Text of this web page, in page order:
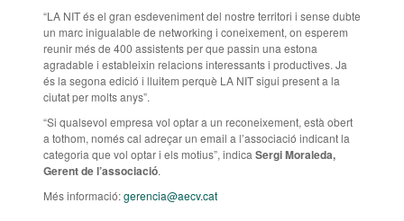
“LA NIT és el gran esdeveniment del nostre territori i sense dubte
un marc inigualable de networking i coneixement, on esperem
reunir més de 400 assistents per que passin una estona
agradable i estableixin relacions interessants i productives. Ja
és la segona edició i lluitem perquè LA NIT sigui present a la
ciutat per molts anys”.
“Si qualsevol empresa vol optar a un reconeixement, està obert
a tothom, només cal adreçar un email a l’associació indicant la
categoria que vol optar i els motius”, indica Sergi Moraleda,
Gerent de l’associació.
Més informació:gerencia@aecv.cat